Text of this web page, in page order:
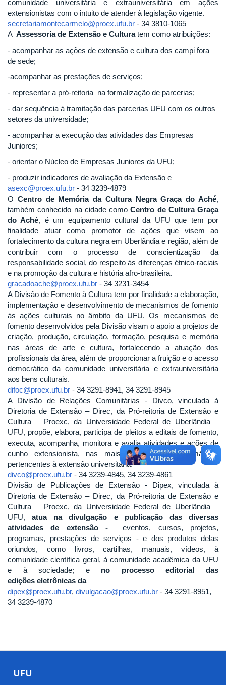
comunidade universitária e extrauniversitária em ações
extensionistas com o intuito de atender à legislação vigente.
secretariamontecarmelo@proex.ufu.br - 34 3810-1065
A Assessoria de Extensão e Culturatem como atribuições:
- acompanhar as ações de extensão e cultura dos campi fora
de sede;
-acompanhar as prestações de serviços;
- representar a pró-reitoria na formalização de parcerias;
- dar sequência à tramitação das parcerias UFU com os outros
setores da universidade;
- acompanhar a execução das atividades das Empresas
Juniores;
- orientar o Núcleo de Empresas Juniores da UFU;
- produzir indicadores de avaliação da Extensão e
asexc@proex.ufu.br - 34 3239-4879
O Centro de Memória da Cultura Negra Graça do Aché,
também conhecido na cidade comoCentro de Cultura Graça
do Aché, é um equipamento cultural da UFU que tem por
finalidade atuar como promotor de ações que visem ao
fortalecimento da cultura negra em Uberlândia e região, além de
contribuir com o processo de conscientização da
responsabilidade social, do respeito às diferenças étnico-raciais
e na promoção da cultura e história afro-brasileira. ​
gracadoache@proex.ufu.br - 34 3231-3454
A Divisão de Fomento à Cultura tem por finalidade a elaboração,
implementação e desenvolvimento de mecanismos de fomento
às ações culturais no âmbito da UFU. Os mecanismos de
fomento desenvolvidos pela Divisão visam o apoio a projetos de
criação, produção, circulação, formação, pesquisa e memória
nas áreas de arte e cultura, fortalecendo a atuação dos
profissionais da área, além de proporcionar a fruição e o acesso
democrático da comunidade universitária e extrauniversitária
aos bens culturais.
difoc@proex.ufu.br - 34 3291-8941, 34 3291-8945
A Divisão de Relações Comunitárias - Divco, vinculada à
Diretoria de Extensão – Direc, da Pró-reitoria de Extensão e
Cultura – Proexc, da Universidade Federal de Uberlândia –
UFU, propõe, elabora, participa de pleitos a editais de fomento,
executa, acompanha, monitora e avalia atividades e ações de
cunho extensionista, nas mais variadas áreas temáticas
pertencentes à extensão universitária.
divco@proex.ufu.br - 34 3239-4845, 34 3239-4861
Divisão de Publicações de Extensão - Dipex, vinculada à
Diretoria de Extensão – Direc, da Pró-reitoria de Extensão e
Cultura – Proexc, da Universidade Federal de Uberlândia –
UFU,atua na divulgação e publicação das diversas
atividades de extensão -eventos, cursos, projetos,
programas, prestações de serviços - e dos produtos delas
oriundos, como livros, cartilhas, manuais, vídeos, à
comunidade científica geral, à comunidade acadêmica da UFU
e à sociedade; e no processo editorial das
edições eletrônicas da
dipex@proex.ufu.br, divulgacao@proex.ufu.br - 34 3291-8951,
34 3239-4870
UFU